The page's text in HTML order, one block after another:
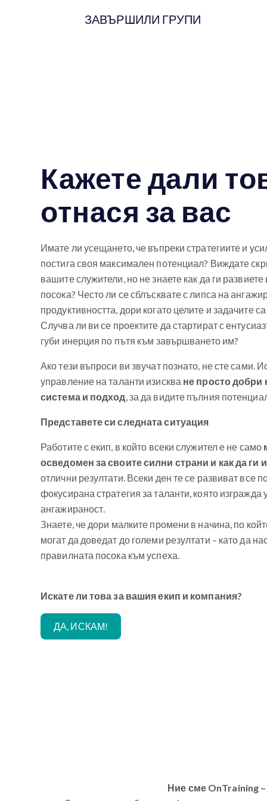
ЗАВЪРШИЛИ ГРУПИ
Кажете дали
отнася за вас
Имате ли усещането, че въпреки стратегиите и
постига своя максимален потенциал? Виждате
вашите служители, но не знаете как да ги
посока? Често ли се сблъсквате с липса на
продуктивността, дори когато целите и задачите
Случва ли ви се проектите да стартират с
губи инерция по пътя към завършването им?
Ако тези въпроси ви звучат познато, не сте сами.
управление на таланти изисква не просто добри
система и подход, за да видите пълния
Представете си следната ситуация
Работите с екип, в който всеки служител е не само
осведомен за своите силни страни и как да ги
отлични резултати. Всеки ден те се развиват все
фокусирана стратегия за таланти, която изгражда
ангажираност.
Знаете, че дори малките промени в начина, по
могат да доведат до големи резултати – като да
правилната посока към успеха.
Искате ли това за вашия екип и компания?
ДА, ИСКАМ!
Ние сме OnTraining